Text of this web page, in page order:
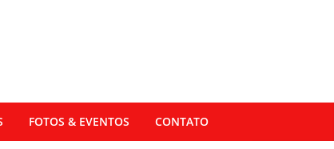
FOTOS & EVENTOS CONTATO